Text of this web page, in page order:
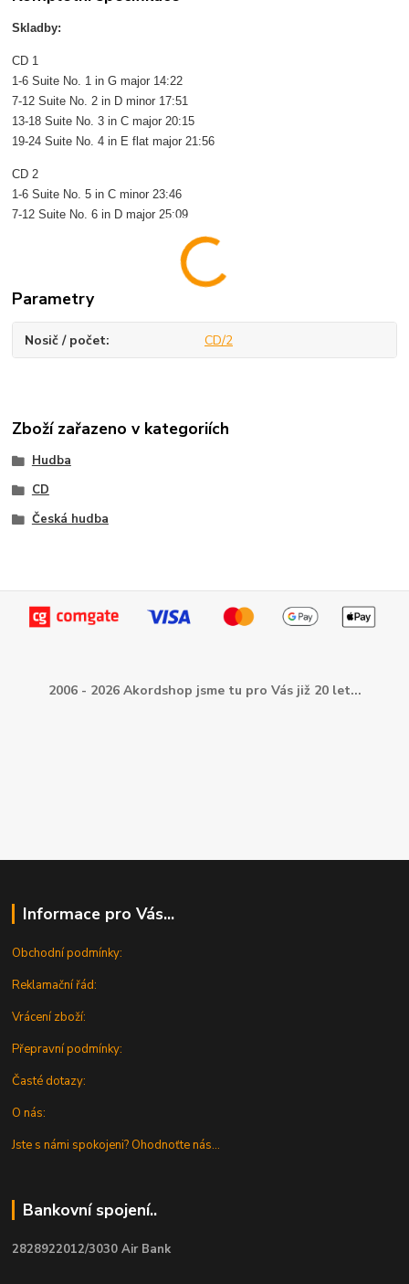
Skladby:
CD 1
1-6 Suite No. 1 in G major 14:22
7-12 Suite No. 2 in D minor 17:51
13-18 Suite No. 3 in C major 20:15
19-24 Suite No. 4 in E flat major 21:56
CD 2
1-6 Suite No. 5 in C minor 23:46
7-12 Suite No. 6 in D major 25:09
Parametry
Nosič / počet CD/2
Zboží zařazeno v kategoriích
Hudba
CD
Česká hudba
2006 - 2026 Akordshop jsme tu pro Vás již 20 let...
Informace pro Vás...
Obchodní podmínky:
Reklamační řád:
Vrácení zboží:
Přepravní podmínky:
Časté dotazy:
O nás:
Jste s námi spokojeni? Ohodnoťte nás...
Bankovní spojení..
2828922012/3030 Air Bank